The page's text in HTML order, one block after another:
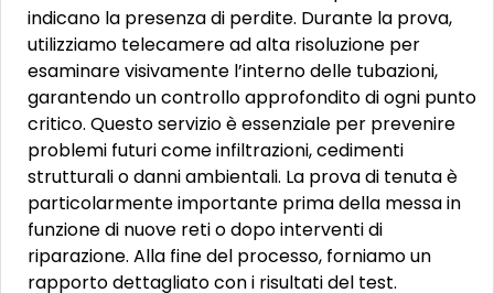
indicano la presenza di perdite. Durante la prova,
utilizziamo telecamere ad alta risoluzione per
esaminare visivamente l’interno delle tubazioni,
garantendo un controllo approfondito di ogni punto
critico. Questo servizio è essenziale per prevenire
problemi futuri come infiltrazioni, cedimenti
strutturali o danni ambientali. La prova di tenuta è
particolarmente importante prima della messa in
funzione di nuove reti o dopo interventi di
riparazione. Alla fine del processo, forniamo un
rapporto dettagliato con i risultati del test.